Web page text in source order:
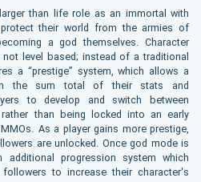
than life role as an immortal with
their world from the armies of
a god themselves. Character
level based; instead of a traditional
a “prestige” system, which allows a
the sum total of their stats and
to develop and switch between
than being locked into an early
As a player gains more prestige,
are unlocked. Once god mode is
progression system which
to increase their character's